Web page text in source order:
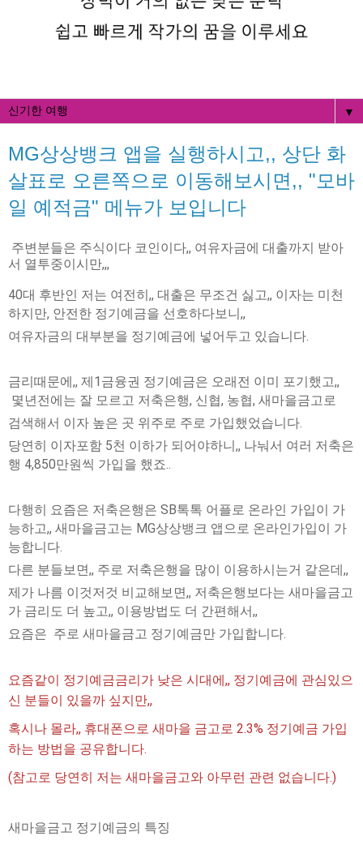
▼
MG상상뱅크 앱을 실행하시고,, 상단 화
살표로 오른쪽으로 이동해보시면,, "모바
일 예적금" 메뉴가 보입니다
주변분들은 주식이다 코인이다,, 여유자금에 대출까지 받아
서 열투중이시만,,,
40대 후반인 저는 여전히,, 대출은 무조건 싫고,, 이자는 미천
하지만, 안전한 정기예금을 선호하다보니,,
여유자금의 대부분을 정기예금에 넣어두고 있습니다.
금리때문에,, 제1금융권 정기예금은 오래전 이미 포기했고,,
몇년전에는 잘 모르고 저축은행, 신협, 농협, 새마을금고로
검색해서 이자 높은 곳 위주로 주로 가입했었습니다.
당연히 이자포함 5천 이하가 되어야하니,, 나눠서 여러 저축은
행 4,850만원씩 가입을 했죠..
다행히 요즘은 저축은행은 SB톡톡 어플로 온라인 가입이 가
능하고,, 새마을금고는 MG상상뱅크 앱으로 온라인가입이 가
능합니다.
다른 분들보면,, 주로 저축은행을 많이 이용하시는거 같은데,,
제가 나름 이것저것 비교해보면,, 저축은행보다는 새마을금고
가 금리도 더 높고,, 이용방법도 더 간편해서,,
요즘은 주로 새마을금고 정기예금만 가입합니다.
요즘같이 정기예금금리가 낮은 시대에,, 정기예금에 관심있으
신 분들이 있을까 싶지만,,
혹시나 몰라,, 휴대폰으로 새마을 금고로 2.3% 정기예금 가입
하는 방법을 공유합니다.
(참고로 당연히 저는 새마을금고와 아무런 관련 없습니다.)
새마을금고 정기예금의 특징